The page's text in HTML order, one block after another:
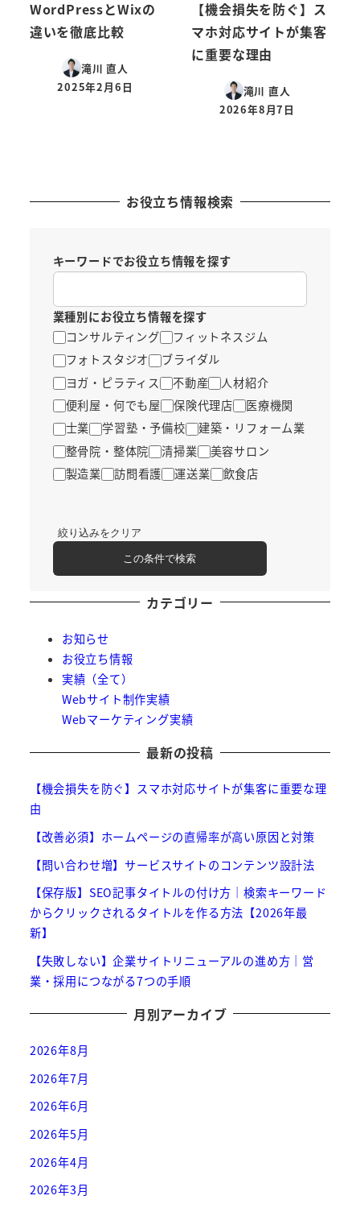
WordPressとWixの
違いを徹底比較
滝川 直人
投稿日
2025年2月6日
【機会損失を防ぐ】ス
マホ対応サイトが集客
に重要な理由
滝川 直人
投稿日
2026年8月7日
お役立ち情報検索
キーワードでお役立ち情報を探す
業種別にお役立ち情報を探す
コンサルティング
フィットネスジム
フォトスタジオ
ブライダル
ヨガ・ピラティス
不動産
人材紹介
便利屋・何でも屋
保険代理店
医療機関
士業
学習塾・予備校
建築・リフォーム業
整骨院・整体院
清掃業
美容サロン
製造業
訪問看護 運送業 飲食店
絞り込みをクリア
この条件で検索
カテゴリー
お知らせ
お役立ち情報
実績（全て）
Webサイト制作実績
Webマーケティング実績
最新の投稿
【機会損失を防ぐ】スマホ対応サイトが集客に重要な理
由
【改善必須】ホームページの直帰率が高い原因と対策
【問い合わせ増】サービスサイトのコンテンツ設計法
【保存版】SEO記事タイトルの付け方｜検索キーワード
からクリックされるタイトルを作る方法【2026年最
新】
【失敗しない】企業サイトリニューアルの進め方｜営
業・採用につながる7つの手順
月別アーカイブ
2026年8月
2026年7月
2026年6月
2026年5月
2026年4月
2026年3月